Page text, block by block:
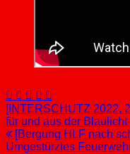
[INTERSCHUTZ 2022,
für und aus der
[Bergung HLF nach
Umgestürztes